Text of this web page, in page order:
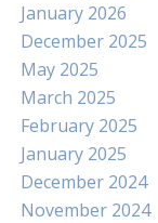
January 2026
December 2025
May 2025
March 2025
February 2025
January 2025
December 2024
November 2024